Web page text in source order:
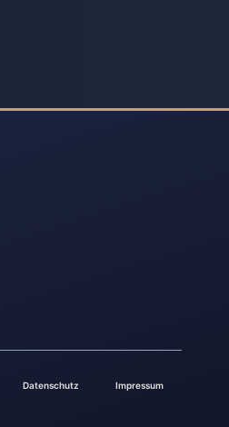
Datenschutz Impressum